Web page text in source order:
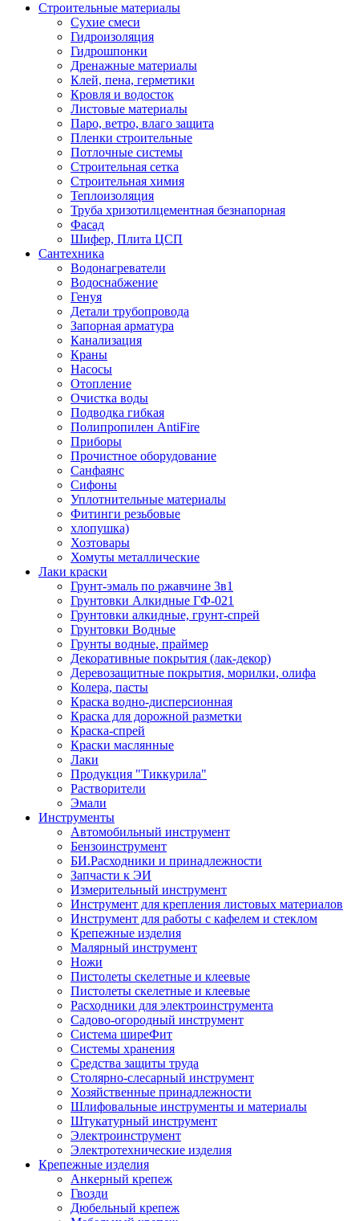
Строительные материалы
Сухие смеси
Гидроизоляция
Гидрошпонки
Дренажные материалы
Клей, пена, герметики
Кровля и водосток
Листовые материалы
Паро, ветро, влаго защита
Пленки строительные
Потлочные системы
Строительная сетка
Строительная химия
Теплоизоляция
Труба хризотилцементная безнапорная
Фасад
Шифер, Плита ЦСП
Сантехника
Водонагреватели
Водоснабжение
Генуя
Детали трубопровода
Запорная арматура
Канализация
Краны
Насосы
Отопление
Очистка воды
Подводка гибкая
Полипропилен AntiFire
Приборы
Прочистное оборудование
Санфаянс
Сифоны
Уплотнительные материалы
Фитинги резьбовые
хлопушка)
Хозтовары
Хомуты металлические
Лаки краски
Грунт-эмаль по ржавчине 3в1
Грунтовки Алкидные ГФ-021
Грунтовки алкидные, грунт-спрей
Грунтовки Водные
Грунты водные, праймер
Декоративные покрытия (лак-декор)
Деревозащитные покрытия, морилки, олифа
Колера, пасты
Краска водно-дисперсионная
Краска для дорожной разметки
Краска-спрей
Краски маслянные
Лаки
Продукция "Тиккурила"
Растворители
Эмали
Инструменты
Автомобильный инструмент
Бензоинструмент
БИ.Расходники и принадлежности
Запчасти к ЭИ
Измерительный инструмент
Инструмент для крепления листовых материалов
Инструмент для работы с кафелем и стеклом
Крепежные изделия
Малярный инструмент
Ножи
Пистолеты скелетные и клеевые
Пистолеты скелетные и клеевые
Расходники для электроинструмента
Садово-огородный инструмент
Система ширеФит
Системы хранения
Средства защиты труда
Столярно-слесарный инструмент
Хозяйственные принадлежности
Шлифовальные инструменты и материалы
Штукатурный инструмент
Электроинструмент
Электротехнические изделия
Крепежные изделия
Анкерный крепеж
Гвозди
Дюбельный крепеж